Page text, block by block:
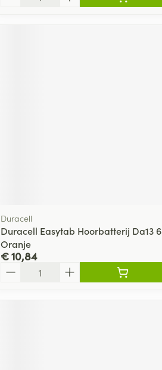
Duracell
Duracell Easytab Hoorbatterij Da13 6
Oranje
€ 10,84